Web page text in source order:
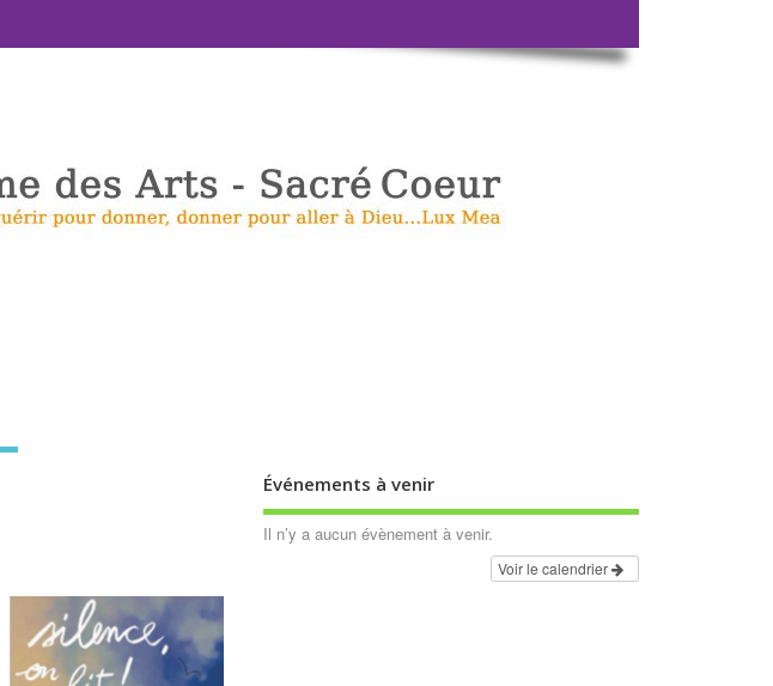
Événements à venir
Il n’y a aucun évènement à venir.
Voir le calendrier